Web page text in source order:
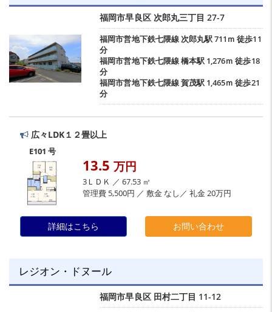
福岡市早良区 次郎丸三丁目 27-7
福岡市営地下鉄七隈線 次郎丸駅711ｍ 徒歩11
分
福岡市営地下鉄七隈線橋本駅 1,276ｍ 徒歩18
分
福岡市営地下鉄七隈線賀茂駅 1,465ｍ 徒歩21
分
広々LDK１２畳以上
E101 号
13.5 万円
3ＬＤＫ ／ 67.53 ㎡
管理費 5,500円 ／ 敷金 なし／ 礼金 20万円
詳細はこちら お問い合わせ
レジオン・ドヌール
福岡市早良区 田村二丁目 11-12